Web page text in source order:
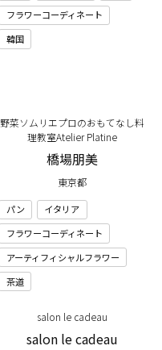
フラワーコーディネート
韓国
野菜ソムリエプロのおもてなし料
理教室Atelier Platine
橋場朋美
東京都
パン
イタリア
フラワーコーディネート
アーティフィシャルフラワー
茶道
salon le cadeau
salon le cadeau